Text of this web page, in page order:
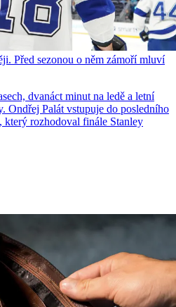
Před sezonou o něm zámoří mluví
dvanáct minut na ledě a letní
Ondřej Palát vstupuje do posledního
který rozhodoval finále Stanley